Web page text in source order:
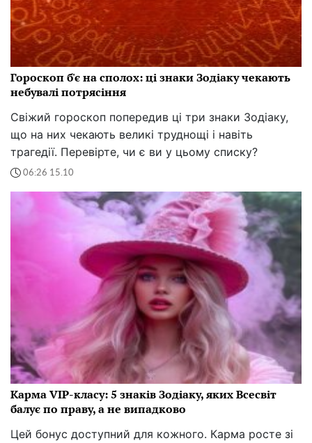
Гороскоп б'є на сполох: ці знаки Зодіаку чекають
небувалі потрясіння
Свіжий гороскоп попередив ці три знаки Зодіаку,
що на них чекають великі труднощі і навіть
трагедії. Перевірте, чи є ви у цьому списку?
06:26 15.10
Карма VIP-класу: 5 знаків Зодіаку, яких Всесвіт
балує по праву, а не випадково
Цей бонус доступний для кожного. Карма росте зі